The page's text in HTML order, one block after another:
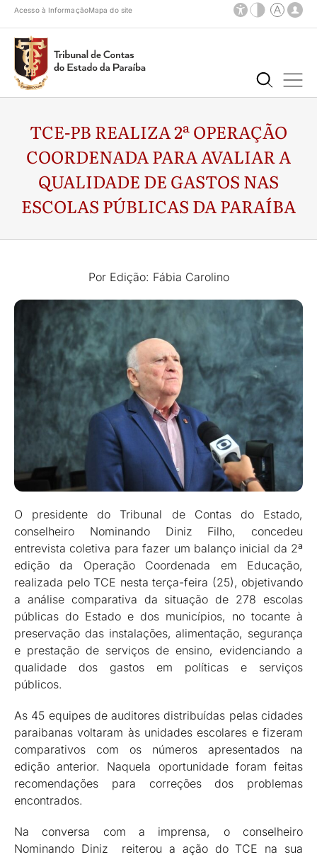
Acesso à InformaçãoMapa do site
TCE-PB REALIZA 2ª OPERAÇÃO
COORDENADA PARA AVALIAR A
QUALIDADE DE GASTOS NAS
ESCOLAS PÚBLICAS DA PARAÍBA
Por Edição: Fábia Carolino
O presidente do Tribunal de Contas do Estado,
conselheiro Nominando Diniz Filho, concedeu
entrevista coletiva para fazer um balanço inicial da 2ª
edição da Operação Coordenada em Educação,
realizada pelo TCE nesta terça-feira (25), objetivando
a análise comparativa da situação de 278 escolas
públicas do Estado e dos municípios, no tocante à
preservação das instalações, alimentação, segurança
e prestação de serviços de ensino, evidenciando a
qualidade dos gastos em políticas e serviços
públicos.
As 45 equipes de auditores distribuídas pelas cidades
paraibanas voltaram às unidades escolares e fizeram
comparativos com os números apresentados na
edição anterior. Naquela oportunidade foram feitas
recomendações para correções dos problemas
encontrados.
Na conversa com a imprensa, o conselheiro
Nominando Diniz reiterou a ação do TCE na sua